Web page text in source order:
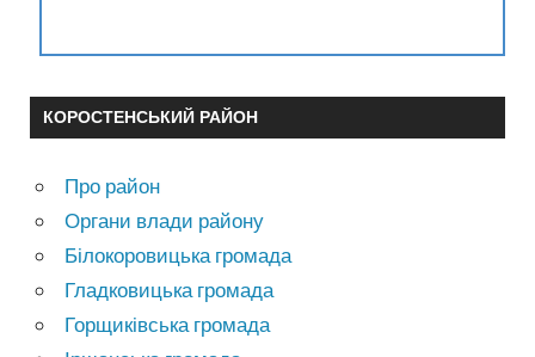
КОРОСТЕНСЬКИЙ РАЙОН
Про район
Органи влади району
Білокоровицька громада
Гладковицька громада
Горщиківська громада